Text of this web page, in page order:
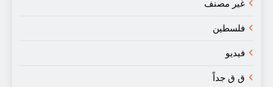
غير مصنف
فلسطين
فيديو
ق ق جداً